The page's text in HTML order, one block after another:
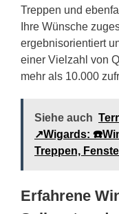
Treppen und
Ihre Wünsche
ergebnisorientiert
einer Vielzahl von
mehr als 10.000
Siehe auch
↗️Wigards:
Treppen,
Erfahrene